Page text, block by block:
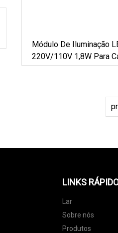
Módulo De Iluminação
220V/110V 1,8W Para
Correio Em Acrílico -
LINKS
Lar
Sobre nós
Produtos